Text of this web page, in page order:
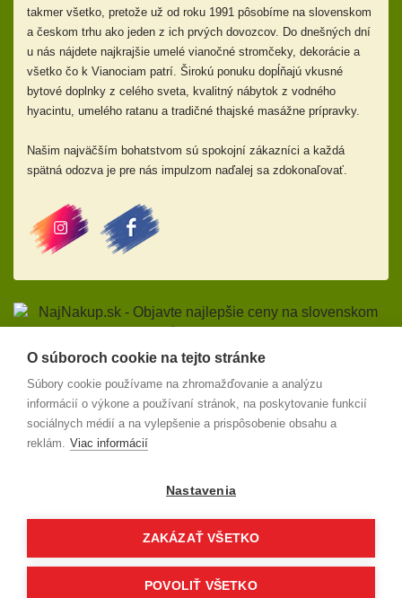
takmer všetko, pretože už od roku 1991 pôsobíme na slovenskom
a českom trhu ako jeden z ich prvých dovozcov. Do dnešných dní
u nás nájdete najkrajšie umelé vianočné stromčeky, dekorácie a
všetko čo k Vianociam patrí. Širokú ponuku dopĺňajú vkusné
bytové doplnky z celého sveta, kvalitný nábytok z vodného
hyacintu, umelého ratanu a tradičné thajské masážne prípravky.
Našim najväčším bohatstvom sú spokojní zákazníci a každá
spätná odozva je pre nás impulzom naďalej sa zdokonaľovať.
Obchodné podmienky
Reklamácie a odstúpenie od zmluvy
Ochrana osobných údajov
soba@soba.sk
Všetky práva vyhradené. V prípade nejakých nejasností nás kontaktujte.
Bez udelenia súhlasu nemáte oprávnenie na kopírovanie, alebo používanie
O súboroch cookie na tejto stránke
Súbory cookie používame na zhromažďovanie a analýzu
informácií o výkone a používaní stránok, na poskytovanie funkcií
sociálnych médií a na vylepšenie a prispôsobenie obsahu a
reklám. Viac informácií
Nastavenia
ZAKÁZAŤ VŠETKO
POVOLIŤ VŠETKO